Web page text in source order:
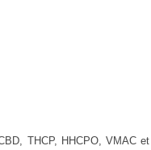
THCP, HHCPO, VMAC et